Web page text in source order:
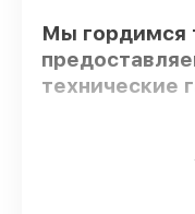
Мы гордимся
технические